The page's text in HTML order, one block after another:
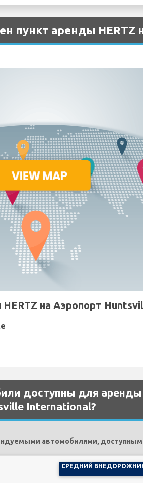
пункт аренды HERTZ
на Аэропорт
доступны для аренды
International?
автомобилями,
СРЕДНИЙ